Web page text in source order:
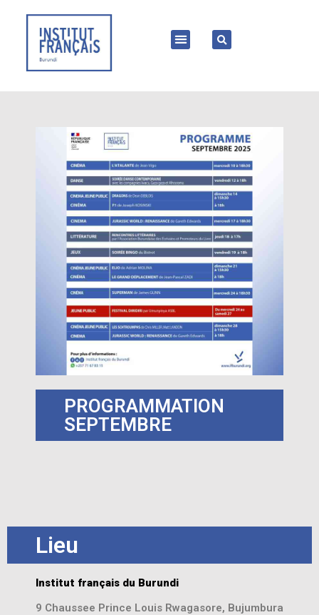
PROGRAMMATION
SEPTEMBRE
Lieu
Institut français du Burundi
9 Chaussee Prince Louis Rwagasore, Bujumbura